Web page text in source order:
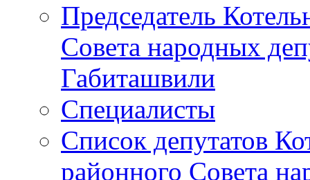
Председатель
Совета народных
Габиташвили
Специалисты
Список депутатов
районного Совета